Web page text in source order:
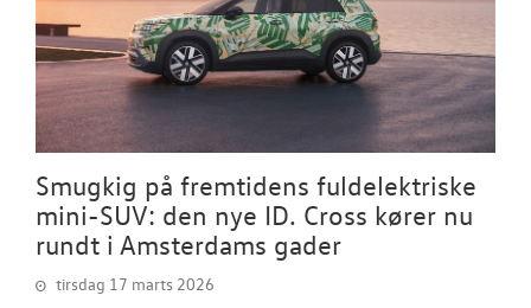
Smugkig på fremtidens fuldelektriske
mini-SUV: den nye ID. Cross kører nu
rundt i Amsterdams gader
tirsdag 17 marts 2026